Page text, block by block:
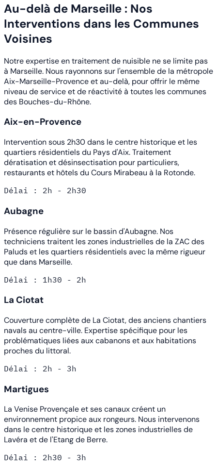
Au-delà de Marseille : Nos
Interventions dans les Communes
Voisines
Notre expertise en traitement de nuisible ne se limite pas
à Marseille. Nous rayonnons sur l'ensemble de la métropole
Aix-Marseille-Provence et au-delà, pour offrir le même
niveau de service et de réactivité à toutes les communes
des Bouches-du-Rhône.
Aix-en-Provence
Intervention sous 2h30 dans le centre historique et les
quartiers résidentiels du Pays d'Aix. Traitement
dératisation et désinsectisation pour particuliers,
restaurants et hôtels du Cours Mirabeau à la Rotonde.
Délai : 2h - 2h30
Aubagne
Présence régulière sur le bassin d'Aubagne. Nos
techniciens traitent les zones industrielles de la ZAC des
Paluds et les quartiers résidentiels avec la même rigueur
que dans Marseille.
Délai : 1h30 - 2h
La Ciotat
Couverture complète de La Ciotat, des anciens chantiers
navals au centre-ville. Expertise spécifique pour les
problématiques liées aux cabanons et aux habitations
proches du littoral.
Délai : 2h - 3h
Martigues
La Venise Provençale et ses canaux créent un
environnement propice aux rongeurs. Nous intervenons
dans le centre historique et les zones industrielles de
Lavéra et de l'Etang de Berre.
Délai : 2h30 - 3h